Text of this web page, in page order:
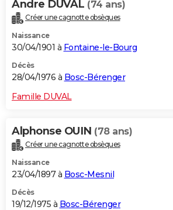
Andre DUVAL (74 ans)
Créer une cagnotte obsèques
Naissance
30/04/1901 à Fontaine-le-Bourg
Décès
28/04/1976 à Bosc-Bérenger
Famille DUVAL
Alphonse OUIN (78 ans)
Créer une cagnotte obsèques
Naissance
23/04/1897 à Bosc-Mesnil
Décès
19/12/1975 à Bosc-Bérenger